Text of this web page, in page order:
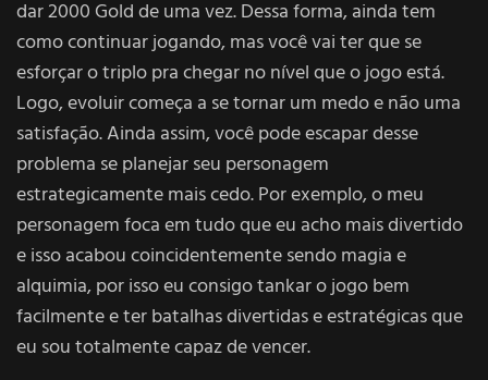
dar 2000 Gold de uma vez. Dessa forma, ainda tem
como continuar jogando, mas você vai ter que se
esforçar o triplo pra chegar no nível que o jogo está.
Logo, evoluir começa a se tornar um medo e não uma
satisfação. Ainda assim, você pode escapar desse
problema se planejar seu personagem
estrategicamente mais cedo. Por exemplo, o meu
personagem foca em tudo que eu acho mais divertido
e isso acabou coincidentemente sendo magia e
alquimia, por isso eu consigo tankar o jogo bem
facilmente e ter batalhas divertidas e estratégicas que
eu sou totalmente capaz de vencer.